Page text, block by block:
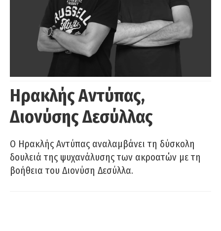
Ηρακλής Αντύπας,
Διονύσης Δεσύλλας
Ο Ηρακλής Αντύπας αναλαμβάνει τη δύσκολη
δουλειά της ψυχανάλυσης των ακροατών με τη
βοήθεια του Διονύση Δεσύλλα.